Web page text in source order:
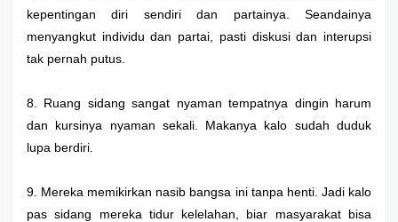
kepentingan diri sendiri dan partainya. Seandainya
menyangkut individu dan partai, pasti diskusi dan interupsi
tak pernah putus.
8. Ruang sidang sangat nyaman tempatnya dingin harum
dan kursinya nyaman sekali. Makanya kalo sudah duduk
lupa berdiri.
9. Mereka memikirkan nasib bangsa ini tanpa henti. Jadi kalo
pas sidang mereka tidur kelelahan, biar masyarakat bisa